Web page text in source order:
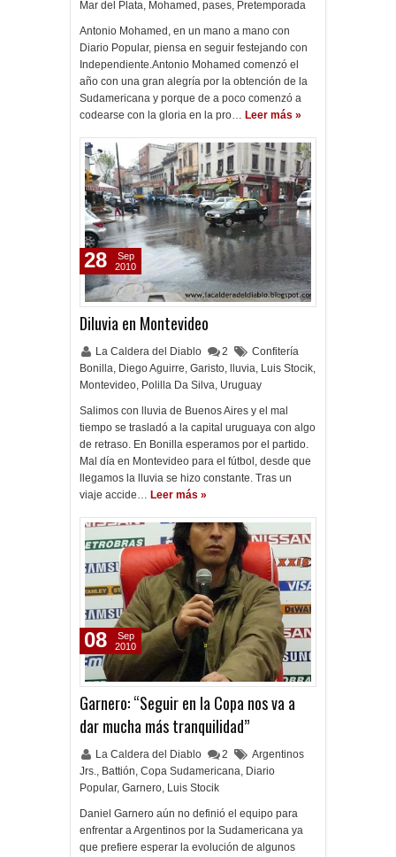
Mar del Plata, Mohamed , pases, Pretemporada
Antonio Mohamed, en un mano a mano con
Diario Popular, piensa en seguir festejando con
Independiente.Antonio Mohamed comenzó el
año con una gran alegría por la obtención de la
Sudamericana y porque de a poco comenzó a
codearse con la gloria en la pro… Leer más »
Diluvia en Montevideo
La Caldera del Diablo 2
Confitería
Bonilla, Diego Aguirre, Garisto, lluvia, Luis Stocik,
Montevideo, Polilla Da Silva, Uruguay
Salimos con lluvia de Buenos Aires y el mal
tiempo se trasladó a la capital uruguaya con algo
de retraso. En Bonilla esperamos por el partido.
Mal día en Montevideo para el fútbol, desde que
llegamos la lluvia se hizo constante. Tras un
viaje accide… Leer más »
28
Sep
2010
Garnero: “Seguir en la Copa nos va a
dar mucha más tranquilidad”
La Caldera del Diablo 2
Argentinos
Jrs., Battión, Copa Sudamericana, Diario
Popular, Garnero, Luis Stocik
Daniel Garnero aún no definió el equipo para
enfrentar a Argentinos por la Sudamericana ya
que prefiere esperar la evolución de algunos
08
Sep
2010